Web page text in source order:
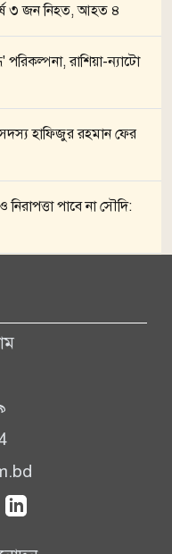
৩ জন নিহত, আহত ৪
পরিকল্পনা, রাশিয়া-ন্যাটো
হাফিজুর রহমান ফের
নিরাপত্তা পাবে না সৌদি: